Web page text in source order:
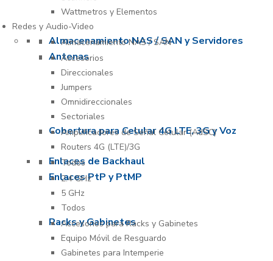
Wattmetros y Elementos
Redes y Audio-Video
Almacenamiento NAS / SAN y Servidores
Almacenamiento NAS / SAN
Antenas
Accesorios
Direccionales
Jumpers
Omnidireccionales
Sectoriales
Cobertura para Celular 4G LTE, 3G y Voz
Amplificadores de Señal Celular (AdSC)
Routers 4G (LTE)/3G
Enlaces de Backhaul
Todos
Enlaces PtP y PtMP
2.4 GHz
5 GHz
Todos
Racks y Gabinetes
Accesorios para Racks y Gabinetes
Equipo Móvil de Resguardo
Gabinetes para Intemperie